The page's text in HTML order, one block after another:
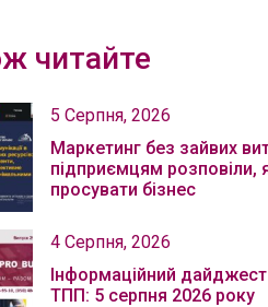
читайте
5 Серпня, 2026
Маркетинг без зайвих
підприємцям розповіли,
просувати бізнес
4 Серпня, 2026
Інформаційний дайджест
ТПП: 5 серпня 2026 року